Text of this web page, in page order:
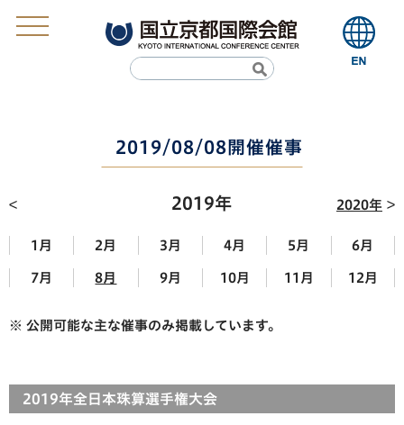
2019/08/08開催催事
2019年 2020年
1月 2月 3月 4月 5月 6月
7月 8月 9月 10月 11月 12月
※ 公開可能な主な催事のみ掲載しています。
2019年全日本珠算選手権大会